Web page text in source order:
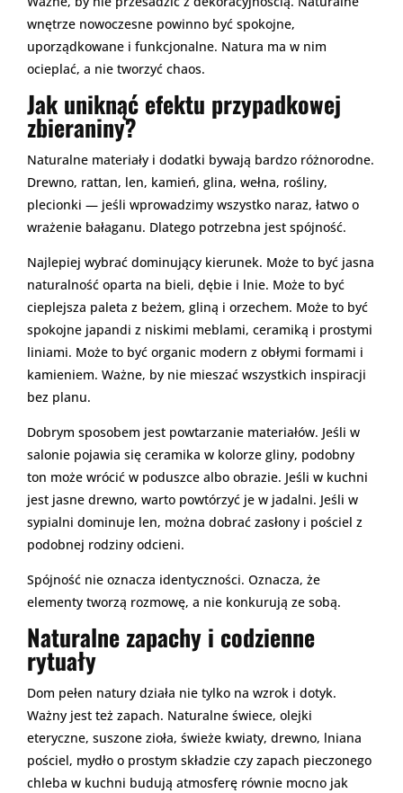
wnętrze nowoczesne powinno być spokojne,
uporządkowane i funkcjonalne. Natura ma w nim
ocieplać, a nie tworzyć chaos.
Jak uniknąć efektu przypadkowej
zbieraniny?
Naturalne materiały i dodatki bywają bardzo różnorodne.
Drewno, rattan, len, kamień, glina, wełna, rośliny,
plecionki — jeśli wprowadzimy wszystko naraz, łatwo o
wrażenie bałaganu. Dlatego potrzebna jest spójność.
Najlepiej wybrać dominujący kierunek. Może to być jasna
naturalność oparta na bieli, dębie i lnie. Może to być
cieplejsza paleta z beżem, gliną i orzechem. Może to być
spokojne japandi z niskimi meblami, ceramiką i prostymi
liniami. Może to być organic modern z obłymi formami i
kamieniem. Ważne, by nie mieszać wszystkich inspiracji
bez planu.
Dobrym sposobem jest powtarzanie materiałów. Jeśli w
salonie pojawia się ceramika w kolorze gliny, podobny
ton może wrócić w poduszce albo obrazie. Jeśli w kuchni
jest jasne drewno, warto powtórzyć je w jadalni. Jeśli w
sypialni dominuje len, można dobrać zasłony i pościel z
podobnej rodziny odcieni.
Spójność nie oznacza identyczności. Oznacza, że
elementy tworzą rozmowę, a nie konkurują ze sobą.
Naturalne zapachy i codzienne
rytuały
Dom pełen natury działa nie tylko na wzrok i dotyk.
Ważny jest też zapach. Naturalne świece, olejki
eteryczne, suszone zioła, świeże kwiaty, drewno, lniana
pościel, mydło o prostym składzie czy zapach pieczonego
chleba w kuchni budują atmosferę równie mocno jak